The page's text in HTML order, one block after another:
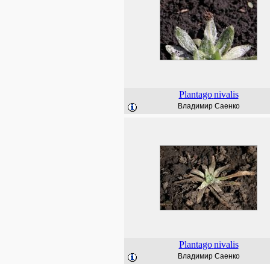
Plantago nivalis
Владимир Саенко
Plantago nivalis
Владимир Саенко